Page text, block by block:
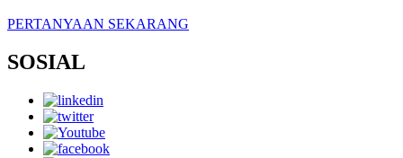
PERTANYAAN SEKARANG
SOSIAL